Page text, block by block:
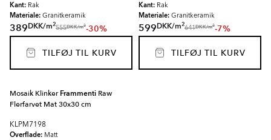
Kant: Rak
Materiale: Granitkeramik
389DKK/m2
555DKK/m2-30%
TILFØJ TIL KURV
Kant: Rak
Materiale: Granitkeramik
599DKK/m2
641DKK/m2-7%
TILFØJ TIL KURV
Mosaik KlinkerFrammenti Raw
Flerfarvet Mat 30x30 cm
KLPM7198
Overflade: Matt